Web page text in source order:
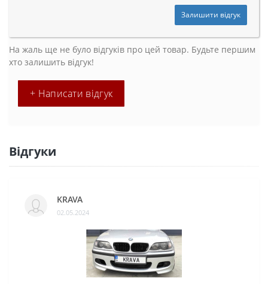
Залишити відгук
На жаль ще не було відгуків про цей товар. Будьте першим
хто залишить відгук!
+ Написати відгук
Відгуки
KRAVA
02.05.2024